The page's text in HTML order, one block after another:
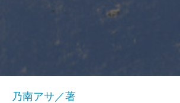
乃南アサ／著